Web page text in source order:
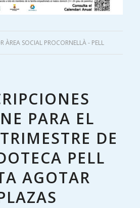
ÀREA SOCIAL PROCORNELLÀ - PELL
PARA EL
DE
PELL
AGOTAR